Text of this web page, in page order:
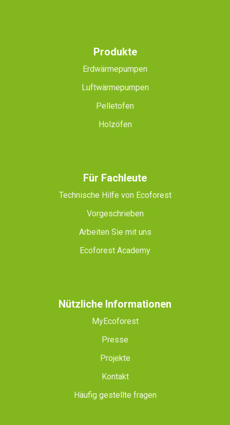
Produkte
Erdwärmepumpen
Luftwärmepumpen
Pelletofen
Holzöfen
Für Fachleute
Technische Hilfe von Ecoforest
Vorgeschrieben
Arbeiten Sie mit uns
Ecoforest Academy
Nützliche Informationen
MyEcoforest
Presse
Projekte
Kontakt
Häufig gestellte fragen